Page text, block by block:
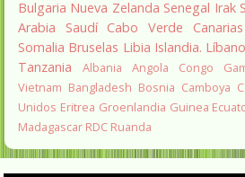
Bulgaria Nueva Zelanda Senegal Irak
Arabia Saudí Cabo Verde Canarias
Somalia Bruselas Libia Islandia. Líbano
Tanzania
Albania Angola Congo
Vietnam Bangladesh Bosnia Camboya
Unidos Eritrea Groenlandia Guinea
Madagascar RDC Ruanda